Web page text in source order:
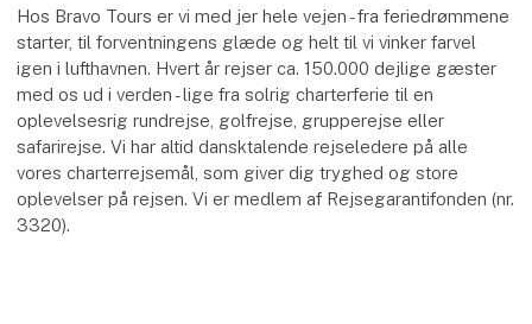
Hos Bravo Tours er vi med jer hele vejen - fra feriedrømmene
starter, til forventningens glæde og helt til vi vinker farvel
igen i lufthavnen. Hvert år rejser ca. 150.000 dejlige gæster
med os ud i verden - lige fra solrig charterferie til en
oplevelsesrig rundrejse, golfrejse, grupperejse eller
safarirejse. Vi har altid dansktalende rejseledere på alle
vores charterrejsemål, som giver dig tryghed og store
oplevelser på rejsen. Vi er medlem af Rejsegarantifonden (nr.
3320).